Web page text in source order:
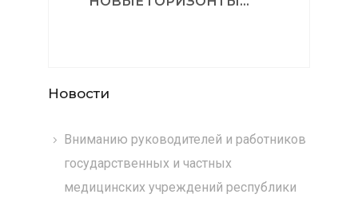
Новости
Вниманию руководителей и работников
государственных и частных
медицинских учреждений республики